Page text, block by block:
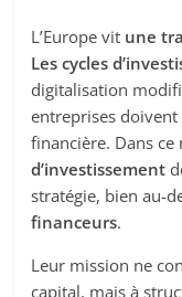
L’Europe vit une
Les cycles
digitalisation
entreprises
financière. Dans
d’investissement
stratégie, bien au-
financeurs.
Leur mission ne
capital, mais à